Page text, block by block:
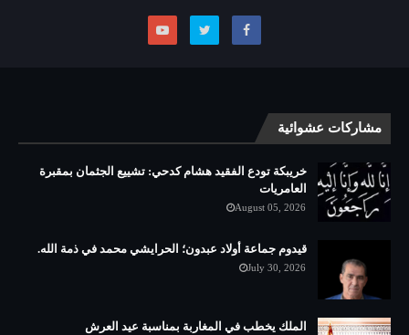
مشاركات عشوائية
خريبكة تودع الفقيد هشام كدحي: تشييع الجثمان بمقبرة
العامريات
August 05, 2026
قيدوم جماعة أولاد عبدون؛ الحرايشي محمد في ذمة الله.
July 30, 2026
الملك يخطب في المغاربة بمناسبة عيد العرش